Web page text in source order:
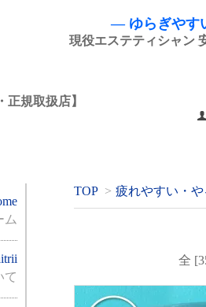
― ゆらぎやす
現役エステティシャン
正規取扱店】
TOP > 疲れやすい・や
全
ム
て